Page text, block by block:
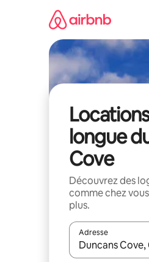
longue
Cove
Découvrez des
comme chez
plus.
Adresse
Lorsque les